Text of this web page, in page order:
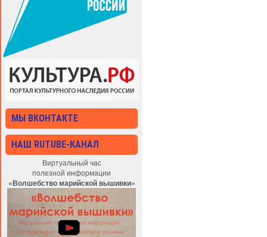
МЫ ВКОНТАКТЕ
НАШ RUTUBE-КАНАЛ
Виртуальный час
полезной информации
«Волшебство марийской вышивки»